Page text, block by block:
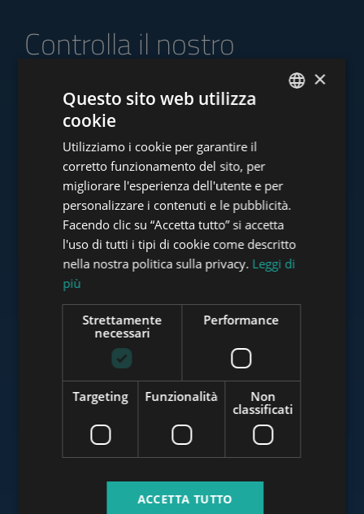
Controlla il nostro
www.tower-investments.com
www.towerassistance.com
www.budapestluxuryapartments.hu
www.budapestoffices.net
FRENCH
ITALIAN
SPANISH
ARABIC
×
Questo sito web utilizza
cookie
Utilizziamo i cookie per garantire il
corretto funzionamento del sito, per
migliorare l'esperienza dell'utente e per
personalizzare i contenuti e le pubblicità.
Facendo clic su “Accetta tutto” si accetta
l'uso di tutti i tipi di cookie come descritto
nella nostra politica sulla privacy. Leggi di
più
Strettamente
necessari
Performance
Targeting Funzionalità
Non
classificati
ACCETTA TUTTO